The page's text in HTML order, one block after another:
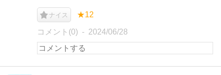
ナイス ★12
コメント(0) 2024/06/28